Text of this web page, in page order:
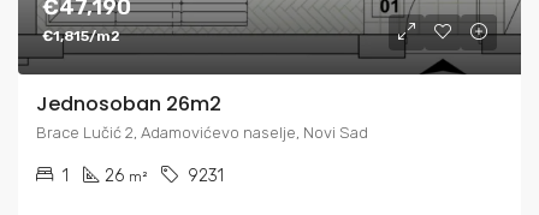
€47,190
€1,815/m2
Jednosoban 26m2
Brace Lučić 2, Adamovićevo naselje, Novi Sad
1 26 m² 9231